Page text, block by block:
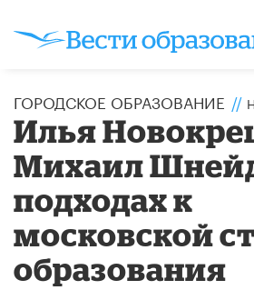
ГОРОДСКОЕ ОБРАЗОВАНИЕ //
Илья
Михаил
подходах к
московской
образования